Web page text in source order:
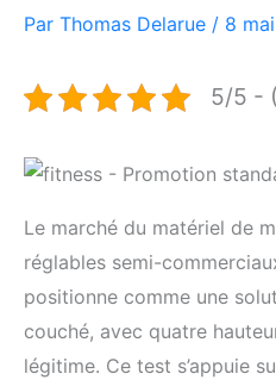
Par Thomas Delarue / 8
5/5 -
Le marché du matériel de
réglables semi-
positionne comme une
couché, avec quatre
légitime. Ce test s’appuie